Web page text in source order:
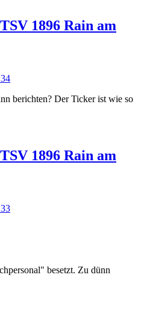
1896 Rain am
berichten? Der Ticker ist wie so
1896 Rain am
besetzt. Zu dünn